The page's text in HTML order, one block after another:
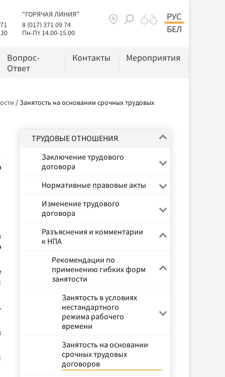
"ГОРЯЧАЯ ЛИНИЯ"
8 (017) 371 09 74
Пн-Пт 14.00-15.00
РУС
БЕЛ
Вопрос-
Ответ
Контакты Мероприятия
/Занятость на основании срочных трудовых
ТРУДОВЫЕ ОТНОШЕНИЯ
Заключение трудового
договора
Нормативные правовые акты
Изменение трудового
договора
Разъяснения и комментарии
к НПА
Рекомендации по
применению гибких форм
занятости
Занятость в условиях
нестандартного
режима рабочего
времени
Занятость на основании
срочных трудовых
договоров